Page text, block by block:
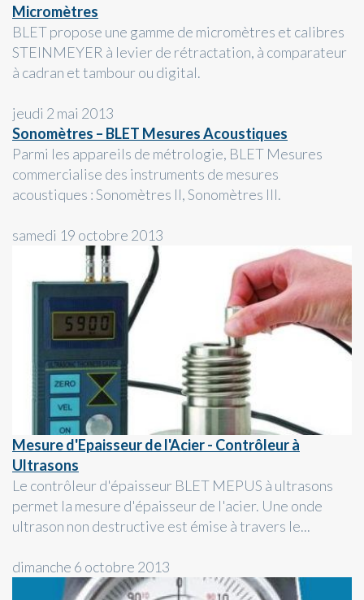
Micromètres
BLET propose une gamme de micromètres et calibres
STEINMEYER à levier de rétractation, à comparateur
à cadran et tambour ou digital.
jeudi 2 mai 2013
Sonomètres – BLET Mesures Acoustiques
Parmi les appareils de métrologie, BLET Mesures
commercialise des instruments de mesures
acoustiques : Sonomètres II, Sonomètres III.
samedi 19 octobre 2013
Mesure d'Epaisseur de l'Acier - Contrôleur à
Ultrasons
Le contrôleur d'épaisseur BLET MEPUS à ultrasons
permet la mesure d'épaisseur de l'acier. Une onde
ultrason non destructive est émise à travers le...
dimanche 6 octobre 2013